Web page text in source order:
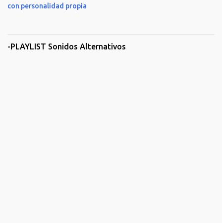
con personalidad propia
-PLAYLIST Sonidos Alternativos